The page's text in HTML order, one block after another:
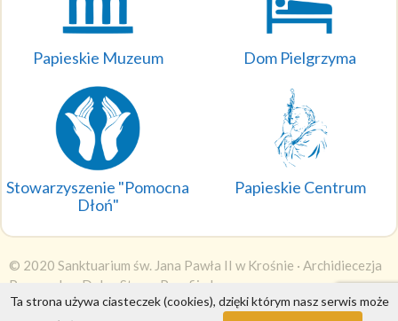
Papieskie Muzeum Dom Pielgrzyma
Stowarzyszenie "Pomocna
Dłoń"
Papieskie Centrum
© 2020 Sanktuarium św. Jana Pawła II w Krośnie · Archidiecezja
Przemyska
DobraStronaParafii.pl
Wyświetleń: 1483494
Ta strona używa ciasteczek (cookies), dzięki którym nasz serwis może